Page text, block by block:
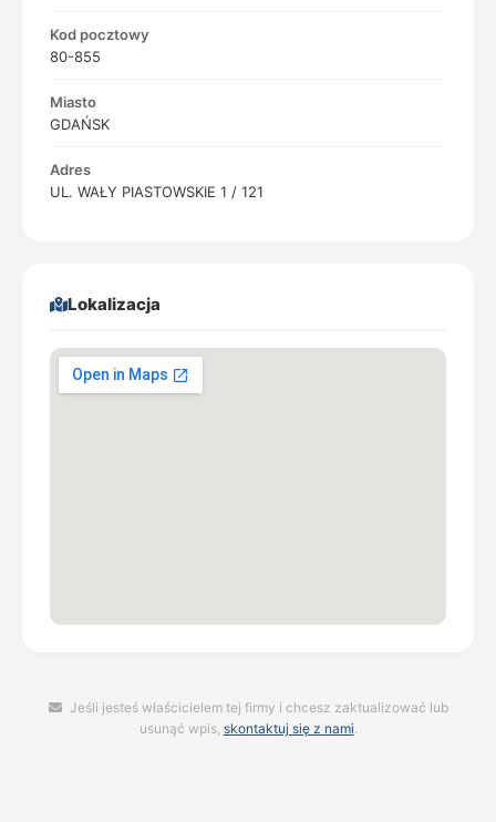
Kod pocztowy
80-855
Miasto
GDAŃSK
Adres
UL. WAŁY PIASTOWSKIE 1 / 121
Lokalizacja
Jeśli jesteś właścicielem tej firmy i chcesz zaktualizować lub
usunąć wpis, skontaktuj się z nami.